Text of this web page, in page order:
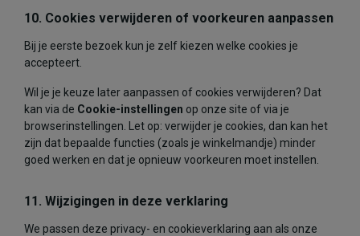
10. Cookies verwijderen of voorkeuren aanpassen
Bij je eerste bezoek kun je zelf kiezen welke cookies je
accepteert.
Wil je je keuze later aanpassen of cookies verwijderen? Dat
kan via de Cookie-instellingen op onze site of via je
browserinstellingen. Let op: verwijder je cookies, dan kan het
zijn dat bepaalde functies (zoals je winkelmandje) minder
goed werken en dat je opnieuw voorkeuren moet instellen.
11. Wijzigingen in deze verklaring
We passen deze privacy- en cookieverklaring aan als onze